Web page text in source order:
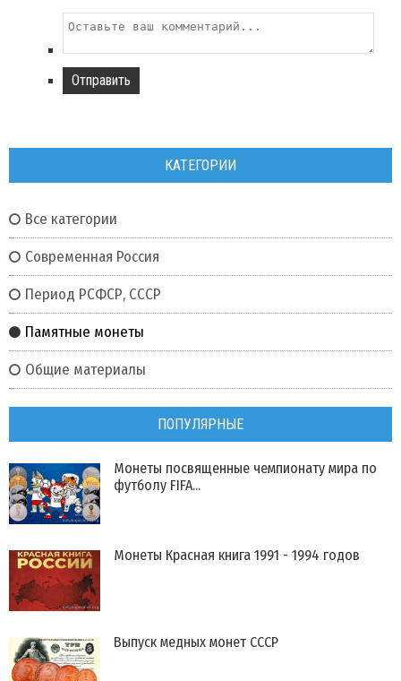
Отправить
КАТЕГОРИИ
Все категории
Современная Россия
Период РСФСР, СССР
Памятные монеты
Общие материалы
ПОПУЛЯРНЫЕ
Монеты посвященные чемпионату мира по
футболу FIFA...
Монеты Красная книга 1991 - 1994 годов
Выпуск медных монет СССР